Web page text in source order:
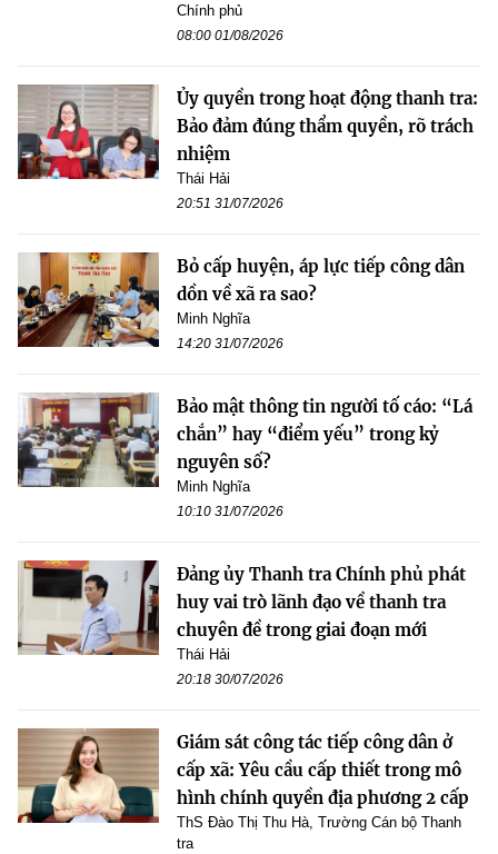
Chính phủ
08:00 01/08/2026
Ủy quyền trong hoạt động thanh tra:
Bảo đảm đúng thẩm quyền, rõ trách
nhiệm
Thái Hải
20:51 31/07/2026
Bỏ cấp huyện, áp lực tiếp công dân
dồn về xã ra sao?
Minh Nghĩa
14:20 31/07/2026
Bảo mật thông tin người tố cáo: “Lá
chắn” hay “điểm yếu” trong kỷ
nguyên số?
Minh Nghĩa
10:10 31/07/2026
Đảng ủy Thanh tra Chính phủ phát
huy vai trò lãnh đạo về thanh tra
chuyên đề trong giai đoạn mới
Thái Hải
20:18 30/07/2026
Giám sát công tác tiếp công dân ở
cấp xã: Yêu cầu cấp thiết trong mô
hình chính quyền địa phương 2 cấp
ThS Đào Thị Thu Hà, Trường Cán bộ Thanh
tra